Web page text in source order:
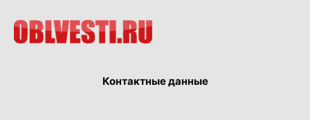
Контактные данные